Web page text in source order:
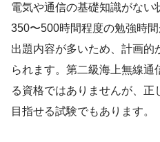
電気や通信の基礎知識がない
350〜500時間程度の勉強時
出題内容が多いため、計画的
られます。第二級海上無線通
る資格ではありませんが、
目指せる試験でもあります。